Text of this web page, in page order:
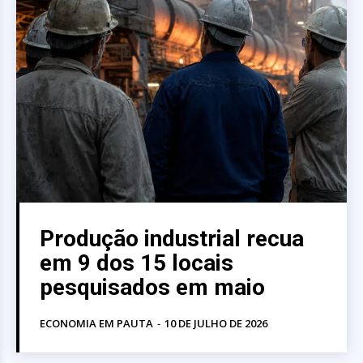
Produção industrial recua
em 9 dos 15 locais
pesquisados em maio
ECONOMIA EM PAUTA - 10 DE JULHO DE 2026